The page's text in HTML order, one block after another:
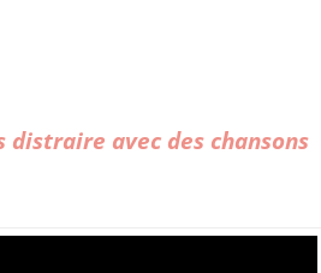
distraire avec des chansons